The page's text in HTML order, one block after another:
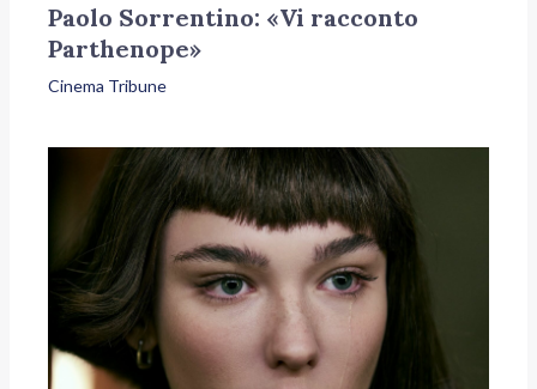
Paolo Sorrentino: «Vi racconto
Parthenope»
Cinema Tribune